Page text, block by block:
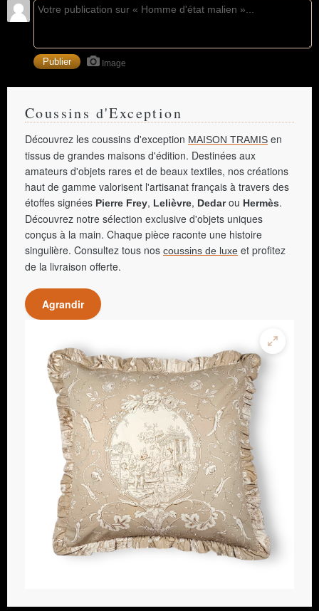
Image
Coussins d'Exception
Découvrez les coussins d'exception MAISON TRAMIS en
tissus de grandes maisons d'édition. Destinées aux
amateurs d'objets rares et de beaux textiles, nos créations
haut de gamme valorisent l'artisanat français à travers des
étoffes signées Pierre Frey, Lelièvre, Dedarou Hermès.
Découvrez notre sélection exclusive d'objets uniques
conçus à la main. Chaque pièce raconte une histoire
singulière. Consultez tous nos coussins de luxe et profitez
de la livraison offerte.
Agrandir